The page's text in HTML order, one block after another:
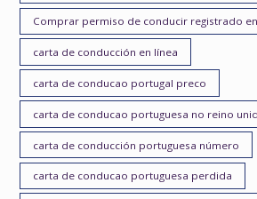
Comprar permiso de conducir registrado
carta de conducción en línea
carta de conducao portugal preco
carta de conducao portuguesa no reino
carta de conducción portuguesa número
carta de conducao portuguesa perdida